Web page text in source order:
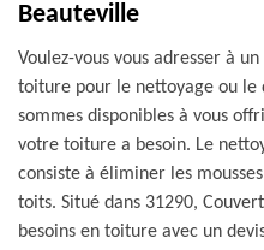
Beauteville
Voulez-vous vous adresser à
toiture pour le nettoyage ou le
sommes disponibles à vous
votre toiture a besoin. Le
consiste à éliminer les
toits. Situé dans 31290,
besoins en toiture avec un